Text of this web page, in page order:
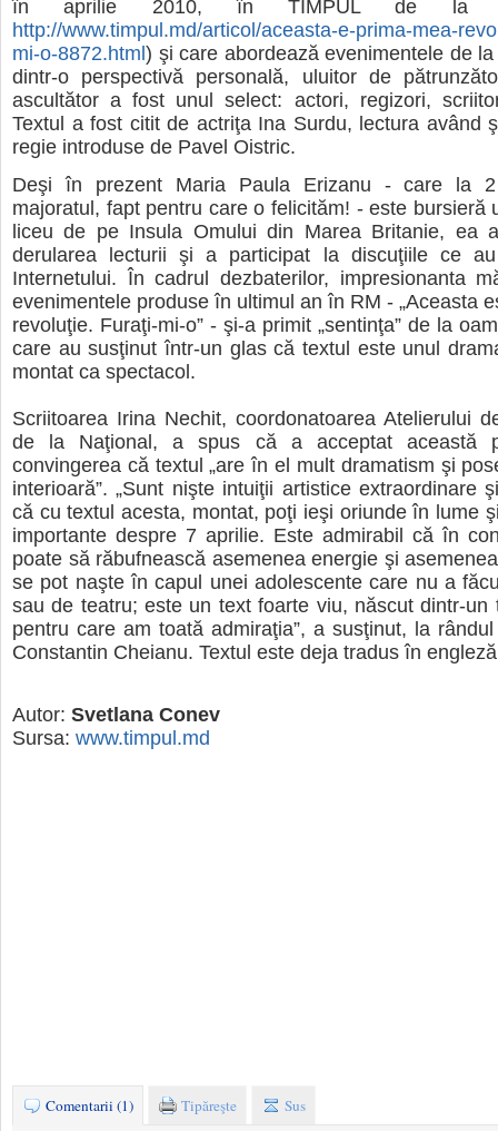
în aprilie 2010, în TIMPUL de la
http://www.timpul.md/articol/aceasta-e-prima-mea-
mi-o-8872.html ) şi care abordează evenimentele de
dintr-o perspectivă personală, uluitor de
ascultător a fost unul select: actori, regizori,
Textul a fost citit de actriţa Ina Surdu, lectura având
regie introduse de Pavel Oistric.
Deşi în prezent Maria Paula Erizanu - care la
majoratul, fapt pentru care o felicităm! - este bursieră
liceu de pe Insula Omului din Marea Britanie, ea
derularea lecturii şi a participat la discuţiile ce
Internetului. În cadrul dezbaterilor, impresionanta
evenimentele produse în ultimul an în RM - „Aceasta
revoluţie. Furaţi-mi-o” - şi-a primit „sentinţa” de la
care au susţinut într-un glas că textul este unul
montat ca spectacol.
Scriitoarea Irina Nechit, coordonatoarea Atelierului
de la Naţional, a spus că a acceptat această
convingerea că textul „are în el mult dramatism şi
interioară”. „Sunt nişte intuiţii artistice extraordinare
că cu textul acesta, montat, poţi ieşi oriunde în lume
importante despre 7 aprilie. Este admirabil că în
poate să răbufnească asemenea energie şi
se pot naşte în capul unei adolescente care nu a
sau de teatru; este un text foarte viu, născut dintr-un
pentru care am toată admiraţia”, a susţinut, la
Constantin Cheianu. Textul este deja tradus în
Autor: Svetlana Conev
Sursa: www.timpul.md
Comentarii (1) Tipăreşte Sus